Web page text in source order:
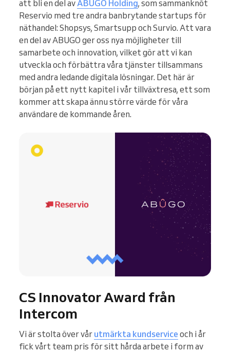
att bli en del av ABUGO Holding, som sammanknöt
Reservio med tre andra banbrytande startups för
näthandel: Shopsys, Smartsupp och Survio. Att vara
en del av ABUGO ger oss nya möjligheter till
samarbete och innovation, vilket gör att vi kan
utveckla och förbättra våra tjänster tillsammans
med andra ledande digitala lösningar. Det här är
början på ett nytt kapitel i vår tillväxtresa, ett som
kommer att skapa ännu större värde för våra
användare de kommande åren.
CS Innovator Award från
Intercom
Vi är stolta över vår utmärkta kundservice och i år
fick vårt team pris för sitt hårda arbete i form av